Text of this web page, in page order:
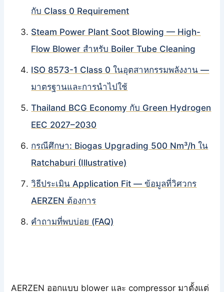
กับ Class 0 Requirement
Steam Power Plant Soot Blowing — High-
Flow Blower สำหรับ Boiler Tube Cleaning
ISO 8573-1 Class 0 ในอุตสาหกรรมพลังงาน —
มาตรฐานและการนำไปใช้
Thailand BCG Economy กับ Green Hydrogen
EEC 2027–2030
กรณีศึกษา: Biogas Upgrading 500 Nm³/h ใน
Ratchaburi (Illustrative)
วิธีประเมิน Application Fit — ข้อมูลที่วิศวกร
AERZEN ต้องการ
คำถามที่พบบ่อย (FAQ)
AERZEN ออกแบบ blower และ compressor มาตั้งแต่